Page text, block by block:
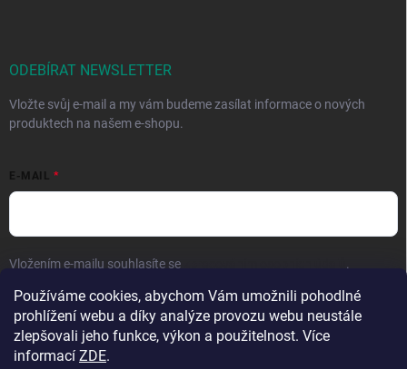
Používáme cookies, abychom Vám umožnili pohodlné
prohlížení webu a díky analýze provozu webu neustále
zlepšovali jeho funkce, výkon a použitelnost. Více
informací ZDE.
ODEBÍRAT NEWSLETTER
Vložte svůj e-mail a my vám budeme zasílat informace o nových
produktech na našem e-shopu.
E-MAIL
Vložením e-mailu souhlasíte se .
Přihlásit se